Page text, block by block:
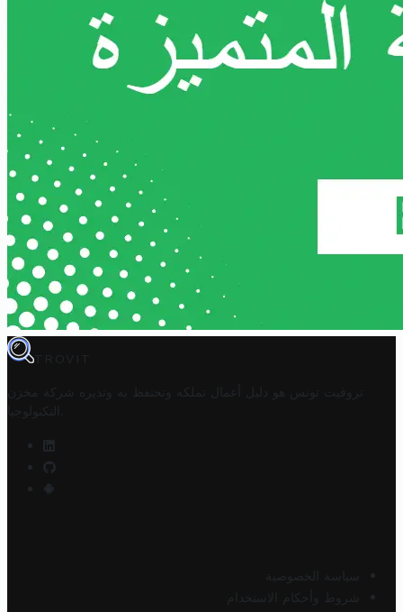
TROVIT
تروفيت تونس هو دليل أعمال تملكه وتحتفظ به وتديره
شركة مخزن
التكنولوجيا
سياسة الخصوصية
شروط وأحكام الاستخدام